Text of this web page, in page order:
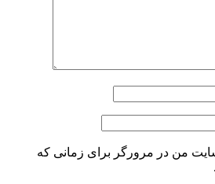
من در مرورگر برای زمانی که